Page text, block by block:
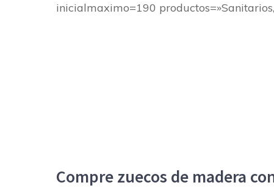
inicialmaximo=190
Compre zuecos de madera